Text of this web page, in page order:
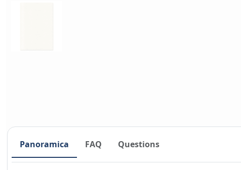
Panoramica FAQ Questions